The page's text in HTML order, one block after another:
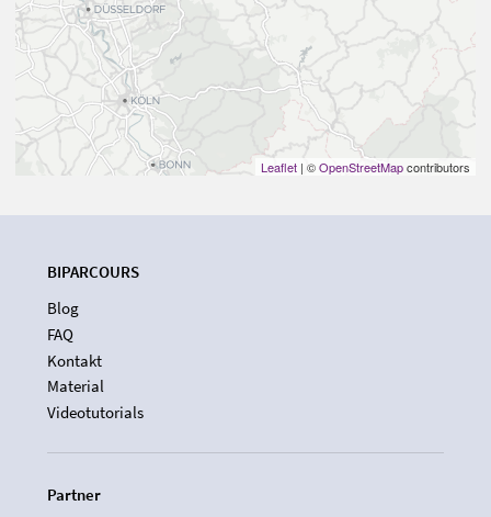
Leaflet | ©OpenStreetMapcontributors
BIPARCOURS
Blog
FAQ
Kontakt
Material
Videotutorials
Partner